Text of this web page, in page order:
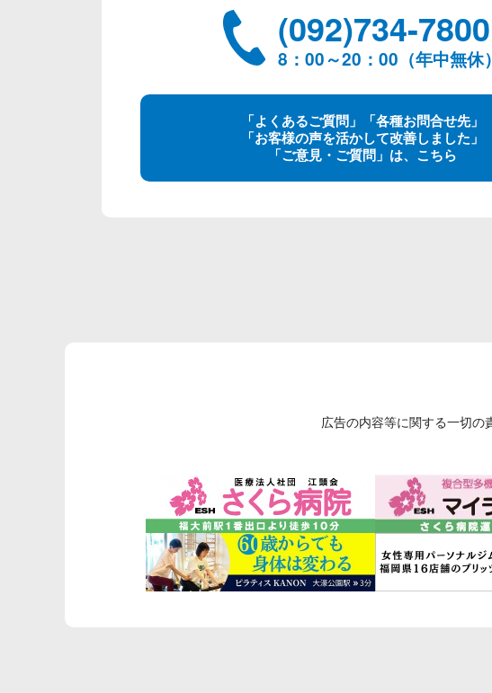
(092)734-7800
8：00～20：00（年中無休）
「よくあるご質問」「各種お問合せ先」
「お客様の声を活かして改善しました」
「ご意見・ご質問」は、こちら
広告の内容等に関する一切の